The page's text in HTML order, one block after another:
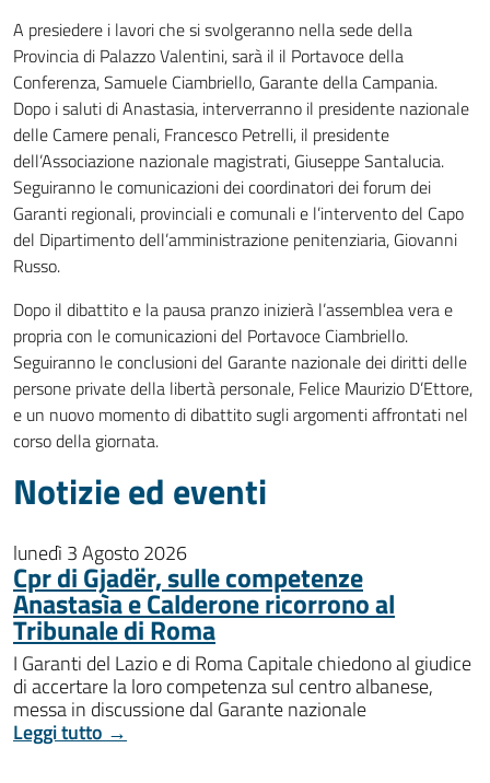
A presiedere i lavori che si svolgeranno nella sede della
Provincia di Palazzo Valentini, sarà il il Portavoce della
Conferenza, Samuele Ciambriello, Garante della Campania.
Dopo i saluti di Anastasia, interverranno il presidente nazionale
delle Camere penali, Francesco Petrelli, il presidente
dell’Associazione nazionale magistrati, Giuseppe Santalucia.
Seguiranno le comunicazioni dei coordinatori dei forum dei
Garanti regionali, provinciali e comunali e l’intervento del Capo
del Dipartimento dell’amministrazione penitenziaria, Giovanni
Russo.
Dopo il dibattito e la pausa pranzo inizierà l’assemblea vera e
propria con le comunicazioni del Portavoce Ciambriello.
Seguiranno le conclusioni del Garante nazionale dei diritti delle
persone private della libertà personale, Felice Maurizio D’Ettore,
e un nuovo momento di dibattito sugli argomenti affrontati nel
corso della giornata.
Notizie ed eventi
lunedì 3 Agosto 2026
Cpr di Gjadër, sulle competenze
Anastasìa e Calderone ricorrono al
Tribunale di Roma
I Garanti del Lazio e di Roma Capitale chiedono al giudice
di accertare la loro competenza sul centro albanese,
messa in discussione dal Garante nazionale
Leggi tutto →